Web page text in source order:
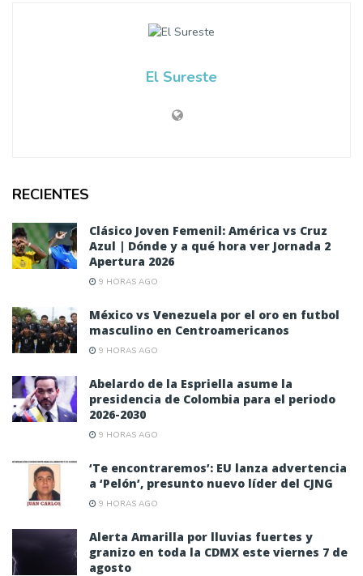
El Sureste
RECIENTES
Clásico Joven Femenil: América vs Cruz
Azul | Dónde y a qué hora ver Jornada 2
Apertura 2026
9 HORAS AGO
México vs Venezuela por el oro en futbol
masculino en Centroamericanos
9 HORAS AGO
Abelardo de la Espriella asume la
presidencia de Colombia para el periodo
2026-2030
9 HORAS AGO
‘Te encontraremos’: EU lanza advertencia
a ‘Pelón’, presunto nuevo líder del CJNG
9 HORAS AGO
Alerta Amarilla por lluvias fuertes y
granizo en toda la CDMX este viernes 7 de
agosto